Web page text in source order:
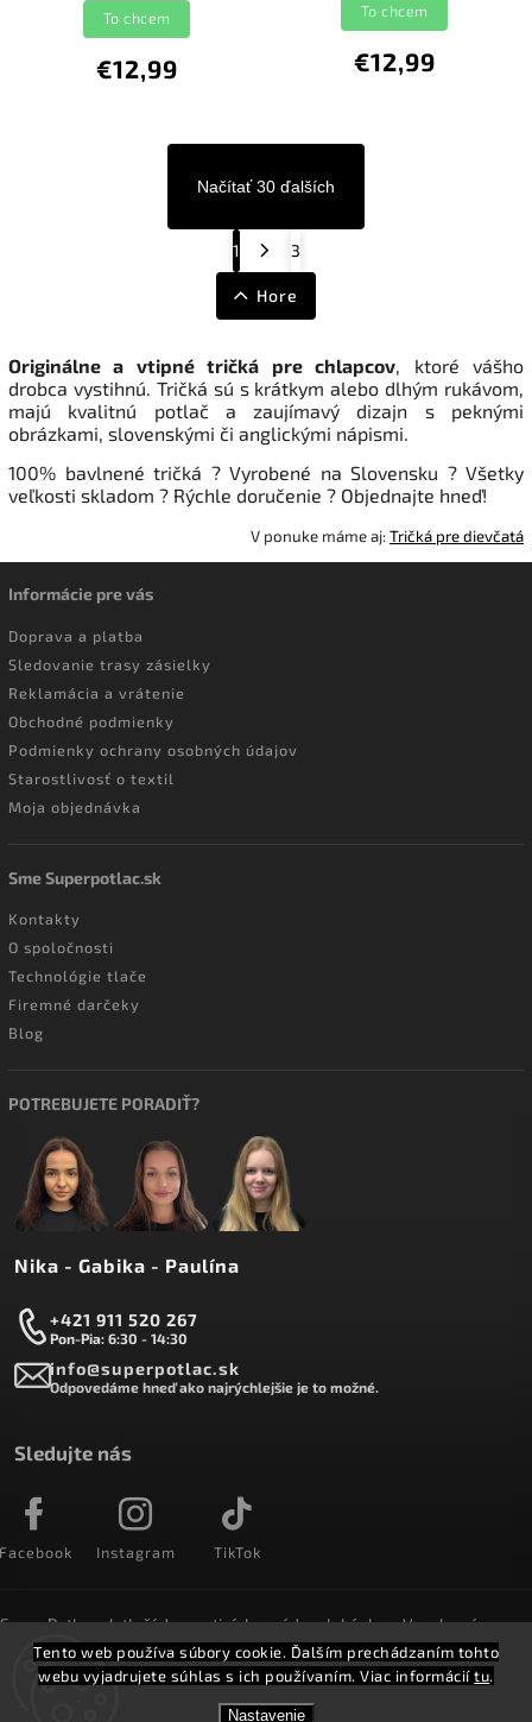
Tento web používa súbory cookie. Ďalším prechádzaním tohto
webu vyjadrujete súhlas s ich používaním. Viac informáciítu.
Nastavenie
€12,99
To chcem
€12,99
To chcem
Načítať 30 ďalších
1 3
Hore
Originálne a vtipné tričká pre chlapcov, ktoré vášho
drobca vystihnú. Tričká sú s krátkym alebo dlhým rukávom,
majú kvalitnú potlač a zaujímavý dizajn s peknými
obrázkami, slovenskými či anglickými nápismi.
100% bavlnené tričká ?Vyrobené na Slovensku ? Všetky
veľkosti skladom ? Rýchle doručenie ? Objednajte hneď!
V ponuke máme aj:Tričká pre dievčatá
Informácie pre vás
Doprava a platba
Sledovanie trasy zásielky
Reklamácia a vrátenie
Obchodné podmienky
Podmienky ochrany osobných údajov
Starostlivosť o textil
Moja objednávka
Sme Superpotlac.sk
Kontakty
O spoločnosti
Technológie tlače
Firemné darčeky
Blog
POTREBUJETE PORADIŤ?
Nika - Gabika - Paulína
+421 911 520 267
Pon-Pia: 6:30 - 14:30
info@superpotlac.sk
Odpovedáme hneď ako najrýchlejšie je to možné.
Sledujte nás
Instagram TikTok
SuperPotlac.sk tlačí denne tisícky módnych kúskov. Vyrobené na
Slovensku a doručované do celého sveta :)
SuperPotlač.sk. Všetky práva vyhradené.